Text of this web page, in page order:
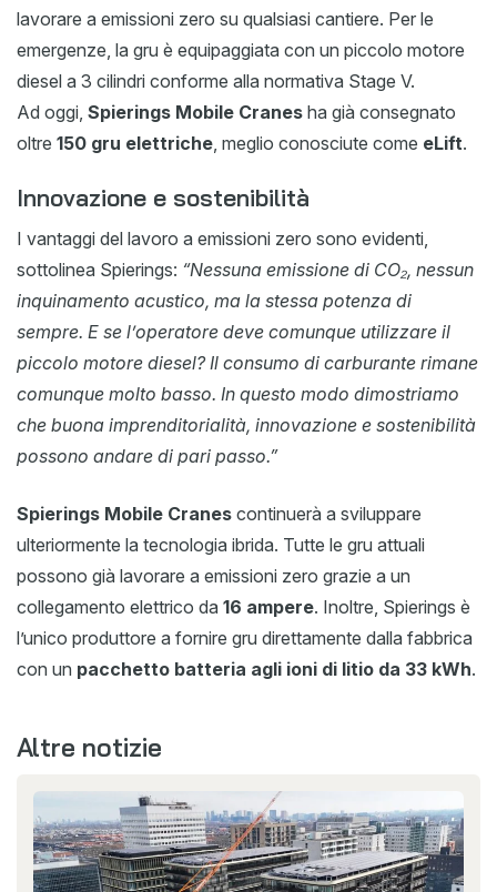
lavorare a emissioni zero su qualsiasi cantiere. Per le
emergenze, la gru è equipaggiata con un piccolo motore
diesel a 3 cilindri conforme alla normativa Stage V.
Ad oggi, Spierings Mobile Cranes ha già consegnato
oltre 150 gru elettriche, meglio conosciute come eLift.
Innovazione e sostenibilità
I vantaggi del lavoro a emissioni zero sono evidenti,
sottolinea Spierings: “Nessuna emissione di CO₂, nessun
inquinamento acustico, ma la stessa potenza di
sempre. E se l’operatore deve comunque utilizzare il
piccolo motore diesel? Il consumo di carburante rimane
comunque molto basso. In questo modo dimostriamo
che buona imprenditorialità, innovazione e sostenibilità
possono andare di pari passo.”
Spierings Mobile Cranes continuerà a sviluppare
ulteriormente la tecnologia ibrida. Tutte le gru attuali
possono già lavorare a emissioni zero grazie a un
collegamento elettrico da 16 ampere. Inoltre, Spierings è
l’unico produttore a fornire gru direttamente dalla fabbrica
con un pacchetto batteria agli ioni di litio da 33 kWh.
Altre notizie